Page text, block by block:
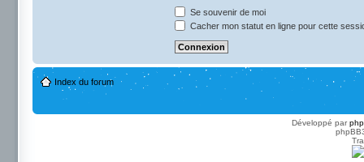
Se souvenir de moi
Cacher mon statut en ligne pour cette
Index du forum
Développé par